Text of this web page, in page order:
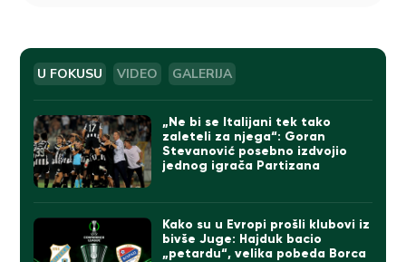
U FOKUSU VIDEO GALERIJA
„Ne bi se Italijani tek tako
zaleteli za njega“: Goran
Stevanović posebno izdvojio
jednog igrača Partizana
Kako su u Evropi prošli klubovi iz
bivše Juge: Hajduk bacio
„petardu“, velika pobeda Borca